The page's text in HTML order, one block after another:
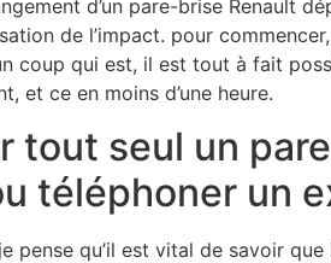
d’un pare-brise Renault
de l’impact. pour
coup qui est, il est tout à fait
et ce en moins d’une heure.
tout seul un
téléphoner un
pense qu’il est vital de savoir que